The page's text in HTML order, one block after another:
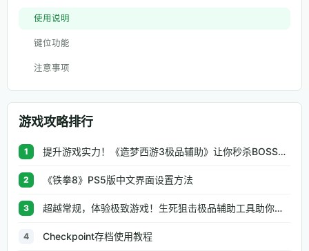
使用说明
键位功能
注意事项
游戏攻略排行
1 提升游戏实力！《造梦西游3极品辅助》让你秒杀BOSS、逆天属性一键修改
2 《铁拳8》PS5版中文界面设置方法
3 超越常规，体验极致游戏！生死狙击极品辅助工具助你无往不利
4 Checkpoint存档使用教程